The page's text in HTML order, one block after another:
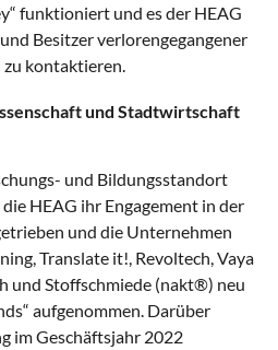
funktioniert und es der HEAG
Besitzer verlorengegangener
kontaktieren.
und Stadtwirtschaft
und Bildungsstandort
HEAG ihr Engagement in der
und die Unternehmen
Translate it!, Revoltech, Vaya
und Stoffschmiede (nakt®) neu
aufgenommen. Darüber
im Geschäftsjahr 2022